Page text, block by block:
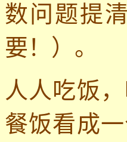
数问题提
要！）。
人人吃饭
餐饭看成